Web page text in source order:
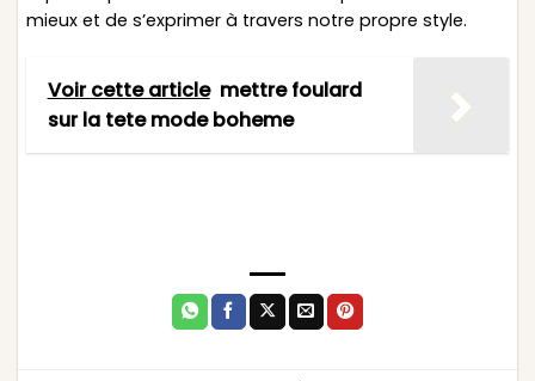
mieux et de s’exprimer à travers notre propre style.
Voir cette article mettre foulard
sur la tete mode boheme